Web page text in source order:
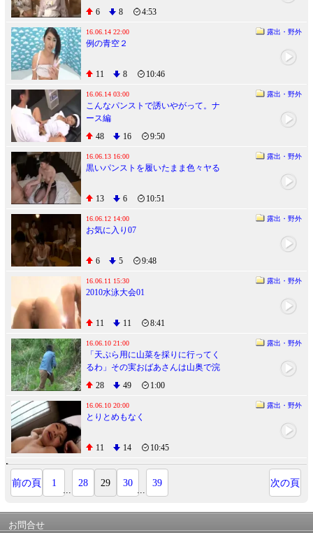
てもらえません 20160103
6 8 4:53
16.06.14 22:00 露出・野外
例の青空２
11 8 10:46
16.06.14 03:00 露出・野外
こんなパンストで誘いやがって。ナ
ース編
48
16 9:50
16.06.13 16:00 露出・野外
黒いパンストを履いたまま色々ヤる
13 6 10:51
16.06.12 14:00 露出・野外
お気に入り07
6 5 9:48
16.06.11 15:30 露出・野外
2010水泳大会01
11 11 8:41
16.06.10 21:00 露出・野外
「天ぷら用に山菜を採りに行ってく
るわ」その実おばあさんは山奥で浣
腸プレイに溺れていた…
28 49 1:00
16.06.10 20:00 露出・野外
とりとめもなく
11 14 10:45
前の頁 1
...
28 29 30
...
39 次の頁
お問合せ